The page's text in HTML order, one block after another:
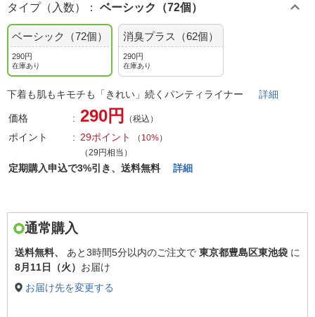
タイプ（入数） ： ベーシック（72個）
ベーシック（72個）
290円
在庫あり
消臭プラス（62個）
290円
在庫あり
下着も肌もキモチも「きれい」続くパンティライナー 詳細
価格 290円 （税込）
ポイント 29ポイント （ 10%）
（29円相当）
定期購入申込で3%引き、送料無料 詳細
通常購入
送料無料、 あと3時間5分以内のご注文で 東京都豊島区東池袋 に
8月11日（火） お届け
お届け先を変更する